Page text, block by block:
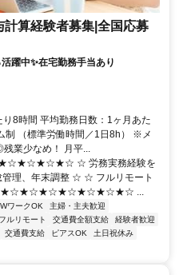
算経験者募集|全国応募
躍中✨在宅勤務手当あり
8時間 平均勤務日数：1ヶ月あた
制 （標準労働時間／1日8h） ※メ
業少なめ！ 月平...
☆ 労務実務経験を
理、年末調整 ☆ ☆ フルリモート
...
ワークOK
主婦・主夫歓迎
フルリモート 交通費全額支給
経験者歓迎
交通費支給 ピアスOK
土日祝休み